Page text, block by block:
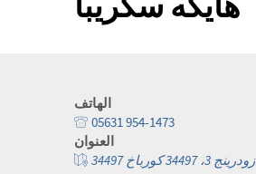
الهاتف
05631 954-1473
العنوان
زودرينج 3، 34497 كورباخ 34497